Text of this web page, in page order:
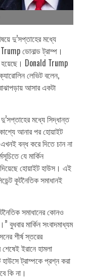
দু’সপ্তাহের মধ্যে
ডোনাল্ড ট্রাম্প।
হয়েছে। Donald Trump
লেভিট বলেন,
আসার একটা
মধ্যে সিদ্ধান্ত
আনার পর হোয়াইট
বন্ধ করে দিতে চান না
যে মার্কিন
হোয়াইট হাউস। এই
কূটনৈতিক সমাধানই
সমাধানের কোনও
মার্কিন সংবাদমাধ্যম
শীর্ষ স্তরের
ইরানে হামলা
হাউসে ট্রাম্পকে প্রশ্ন করা
কি না।